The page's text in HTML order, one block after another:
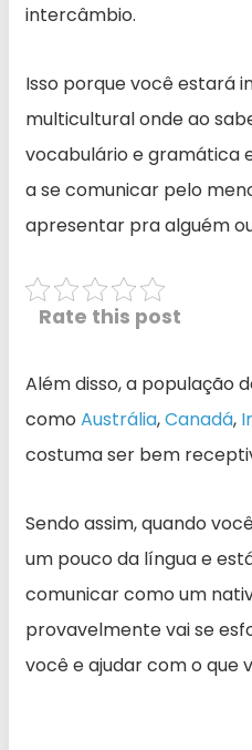
intercâmbio.
Isso porque você estará
multicultural onde ao
vocabulário e gramática
a se comunicar pelo
apresentar pra alguém
Rate this post
Além disso, a população
como Austrália,Canadá,
costuma ser bem
Sendo assim, quando
um pouco da língua e
comunicar como um
provavelmente vai se
você e ajudar com o que